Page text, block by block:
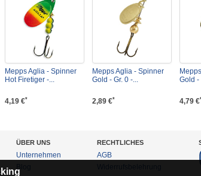
Mepps Aglia - Spinner
Hot Firetiger -...
4,19 €*
Mepps Aglia - Spinner
Gold - Gr. 0 -...
2,89 €*
Gold -
4,79 €
ÜBER UNS
Unternehmen
RECHTLICHES
AGB